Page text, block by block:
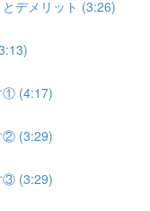
デメリット (3:26)
① (4:17)
② (3:29)
③ (3:29)